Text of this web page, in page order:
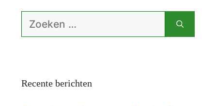
Zoek
naar:
Recente berichten